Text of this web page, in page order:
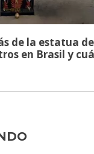
de la estatua
en Brasil y